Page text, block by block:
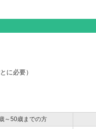
に必要）
～50歳までの方